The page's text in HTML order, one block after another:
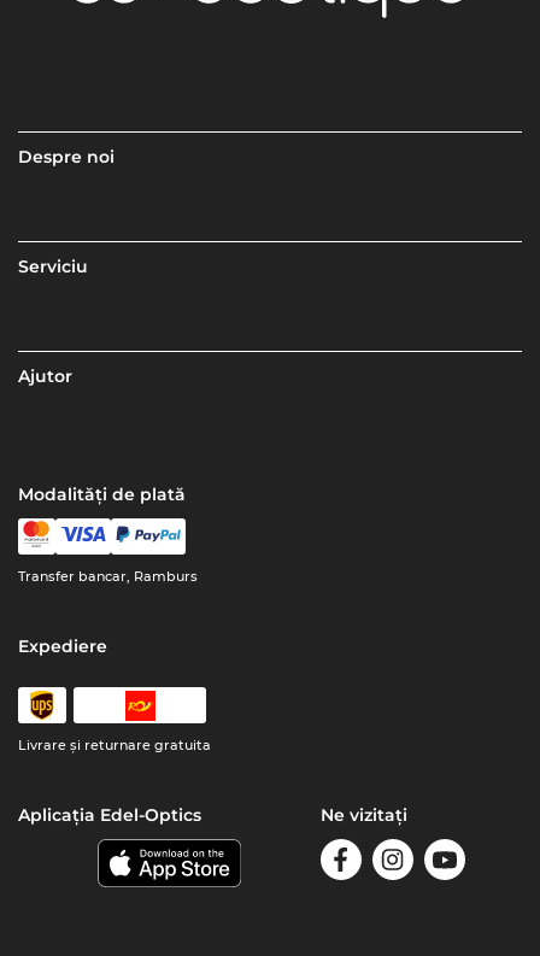
Despre noi
Serviciu
Ajutor
Modalități de plată
Transfer bancar, Ramburs
Expediere
Livrare şi returnare gratuita
Aplicația Edel-Optics Ne vizitați